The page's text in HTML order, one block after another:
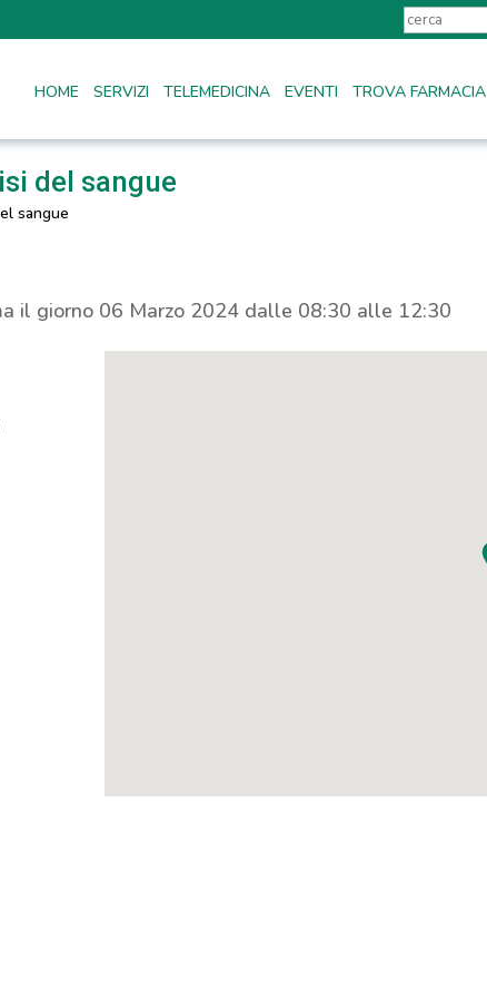
HOME SERVIZI TELEMEDICINA EVENTI TROVA FARMACIA
del sangue
sangue
il giorno 06 Marzo 2024 dalle 08:30 alle 12:30